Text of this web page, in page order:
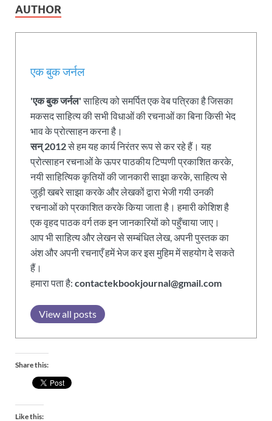
AUTHOR
एक बुक जर्नल
'एक बुक जर्नल'साहित्य को समर्पित एक वेब पत्रिका है जिसका
मकसद साहित्य की सभी विधाओं की रचनाओं का बिना किसी भेद
भाव के प्रोत्साहन करना है।
सन् 2012से हम यह कार्य निरंतर रूप से कर रहे हैं। यह
प्रोत्साहन रचनाओं के ऊपर पाठकीय टिप्पणी प्रकाशित करके,
नयी साहित्यिक कृतियों की जानकारी साझा करके, साहित्य से
जुड़ी खबरे साझा करके और लेखकों द्वारा भेजी गयी उनकी
रचनाओं को प्रकाशित करके किया जाता है। हमारी कोशिश है
एक वृहद पाठक वर्ग तक इन जानकारियों को पहुँचाया जाए।
आप भी साहित्य और लेखन से सम्बंधित लेख, अपनी पुस्तक का
अंश और अपनी रचनाएँ हमें भेज कर इस मुहिम में सहयोग दे सकते
हैं।
हमारा पता है: contactekbookjournal@gmail.com
View all posts
Share this:
Like this: